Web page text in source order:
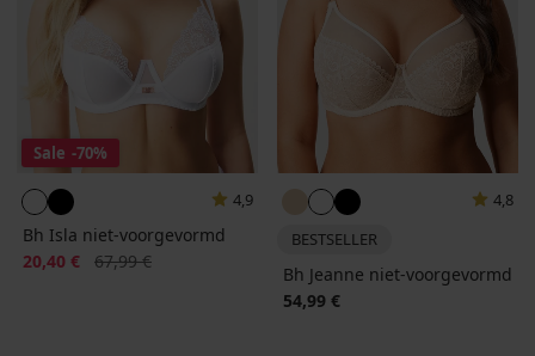
Sale -70%
4,9
Bh Isla niet-voorgevormd
Korting
20,40 € Oorspronkelijke prijs
67,99 €
4,8
BESTSELLER
Bh Jeanne niet-voorgevormd
54,99 €